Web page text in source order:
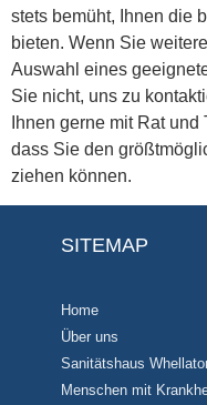
stets bemüht, Ihnen die
bieten. Wenn Sie
Auswahl eines
Sie nicht, uns zu
Ihnen gerne mit Rat
dass Sie den
ziehen können.
SITEMAP
Home
Über uns
Sanitätshaus
Menschen mit